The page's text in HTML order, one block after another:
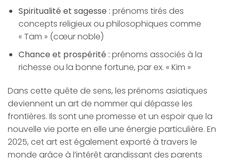
Spiritualité et sagesse : prénoms tirés des
concepts religieux ou philosophiques comme
« Tam » (cœur noble)
Chance et prospérité : prénoms associés à la
richesse ou la bonne fortune, par ex. « Kim »
Dans cette quête de sens, les prénoms asiatiques
deviennent un art de nommer qui dépasse les
frontières. Ils sont une promesse et un espoir que la
nouvelle vie porte en elle une énergie particulière. En
2025, cet art est également exporté à travers le
monde grâce à l’intérêt grandissant des parents